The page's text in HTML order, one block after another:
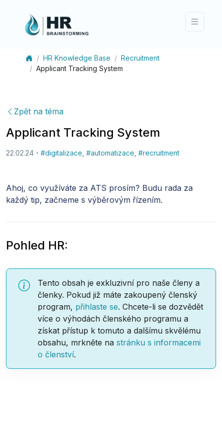
HR Knowledge Base
Recruitment
Applicant Tracking System
Zpět na téma
Applicant Tracking System
22.02.24 #digitalizace #automatizace #recruitment
Ahoj, co využíváte za ATS prosím? Budu rada za
každý tip, začneme s výběrovým řízením.
Pohled HR:
Tento obsah je exkluzivní pro naše členy a
členky. Pokud již máte zakoupený členský
program, přihlaste se. Chcete-li se dozvědět
více o výhodách členského programu a
získat přístup k tomuto a dalšímu skvělému
obsahu, mrkněte na stránku s informacemi
o členství.